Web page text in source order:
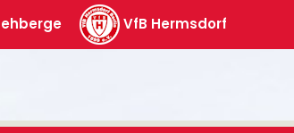
VfB Hermsdorf